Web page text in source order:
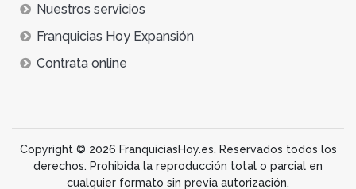
Nuestros servicios
Franquicias Hoy Expansión
Contrata online
Copyright © 2026 FranquiciasHoy.es. Reservados todos los
derechos. Prohibida la reproducción total o parcial en
cualquier formato sin previa autorización.